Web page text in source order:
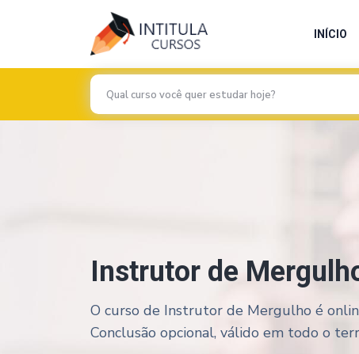
INÍCIO
Instrutor de
O curso de Instrutor de Mergulho é
Conclusão opcional, válido em todo o